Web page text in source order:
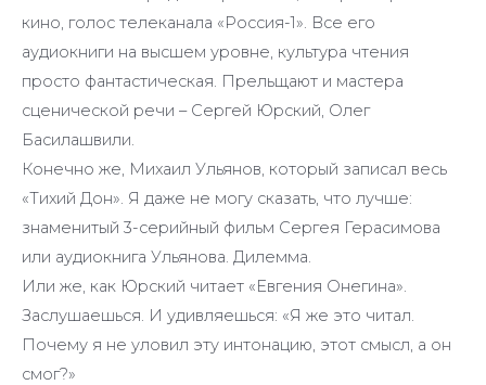
кино, голос телеканала «Россия-1». Все его
аудиокниги на высшем уровне, культура чтения
просто фантастическая. Прельщают и мастера
сценической речи – Сергей Юрский, Олег
Басилашвили.
Конечно же, Михаил Ульянов, который записал весь
«Тихий Дон». Я даже не могу сказать, что лучше:
знаменитый 3-серийный фильм Сергея Герасимова
или аудиокнига Ульянова. Дилемма.
Или же, как Юрский читает «Евгения Онегина».
Заслушаешься. И удивляешься: «Я же это читал.
Почему я не уловил эту интонацию, этот смысл, а он
смог?»